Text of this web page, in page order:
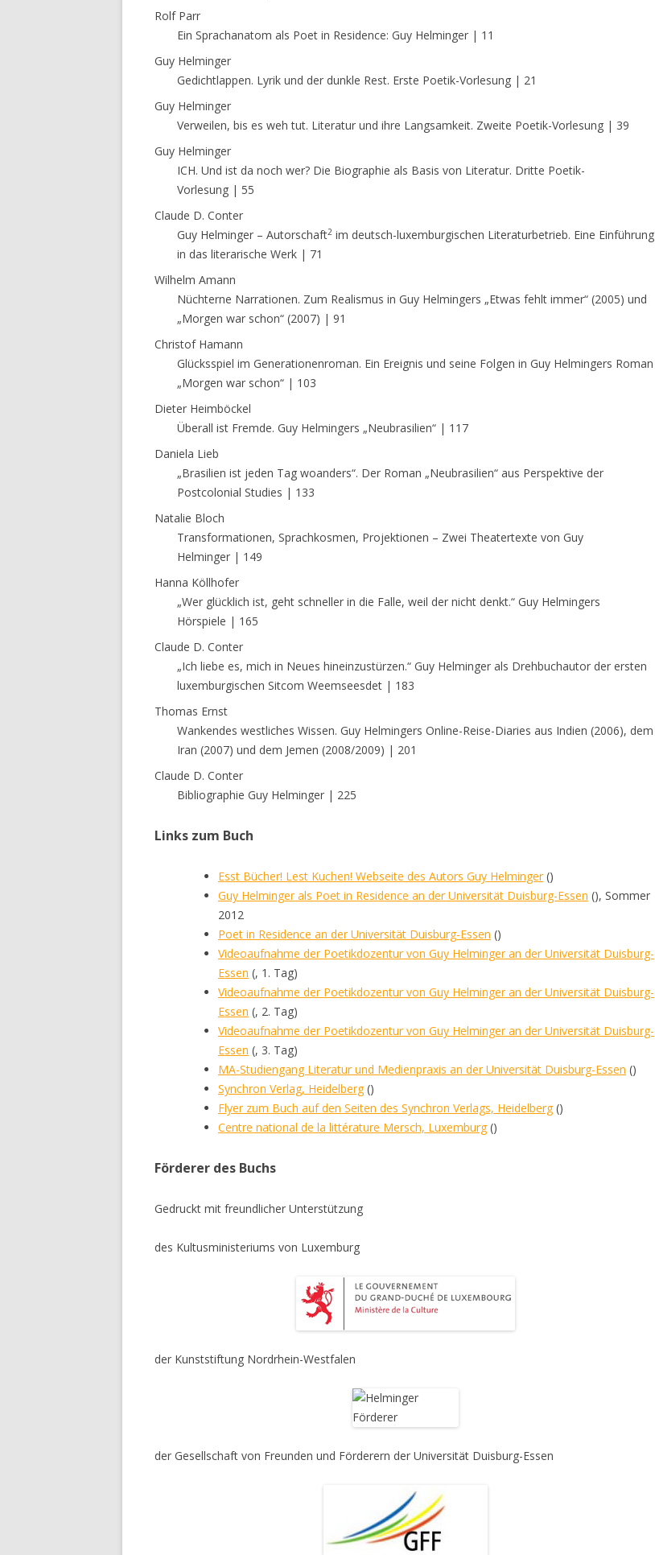
Rolf Parr
Ein Sprachanatom als Poet in Residence: Guy Helminger | 11
Guy Helminger
Gedichtlappen. Lyrik und der dunkle Rest. Erste Poetik-Vorlesung | 21
Guy Helminger
Verweilen, bis es weh tut. Literatur und ihre Langsamkeit. Zweite Poetik-Vorlesung | 39
Guy Helminger
ICH. Und ist da noch wer? Die Biographie als Basis von Literatur. Dritte Poetik-
Vorlesung | 55
Claude D. Conter
Guy Helminger – Autorschaft2 im deutsch-luxemburgischen Literaturbetrieb. Eine Einführung
in das literarische Werk | 71
Wilhelm Amann
Nüchterne Narrationen. Zum Realismus in Guy Helmingers „Etwas fehlt immer“ (2005) und
„Morgen war schon“ (2007) | 91
Christof Hamann
Glücksspiel im Generationenroman. Ein Ereignis und seine Folgen in Guy Helmingers Roman
„Morgen war schon“ | 103
Dieter Heimböckel
Überall ist Fremde. Guy Helmingers „Neubrasilien“ | 117
Daniela Lieb
„Brasilien ist jeden Tag woanders“. Der Roman „Neubrasilien“ aus Perspektive der
Postcolonial Studies | 133
Natalie Bloch
Transformationen, Sprachkosmen, Projektionen – Zwei Theatertexte von Guy
Helminger | 149
Hanna Köllhofer
„Wer glücklich ist, geht schneller in die Falle, weil der nicht denkt.“ Guy Helmingers
Hörspiele | 165
Claude D. Conter
„Ich liebe es, mich in Neues hineinzustürzen.“ Guy Helminger als Drehbuchautor der ersten
luxemburgischen Sitcom Weemseesdet | 183
Thomas Ernst
Wankendes westliches Wissen. Guy Helmingers Online-Reise-Diaries aus Indien (2006), dem
Iran (2007) und dem Jemen (2008/2009) | 201
Claude D. Conter
Bibliographie Guy Helminger | 225
Links zum Buch
Esst Bücher! Lest Kuchen! Webseite des Autors Guy Helminger()
Guy Helminger als Poet in Residence an der Universität Duisburg-Essen (), Sommer
2012
Poet in Residence an der Universität Duisburg-Essen ()
Videoaufnahme der Poetikdozentur von Guy Helminger an der Universität Duisburg-
Essen (, 1. Tag)
Videoaufnahme der Poetikdozentur von Guy Helminger an der Universität Duisburg-
Essen (, 2. Tag)
Videoaufnahme der Poetikdozentur von Guy Helminger an der Universität Duisburg-
Essen (, 3. Tag)
MA-Studiengang Literatur und Medienpraxis an der Universität Duisburg-Essen ()
Synchron Verlag, Heidelberg()
Flyer zum Buch auf den Seiten des Synchron Verlags, Heidelberg()
Centre national de la littérature Mersch, Luxemburg()
Förderer des Buchs
Gedruckt mit freundlicher Unterstützung
des Kultusministeriums von Luxemburg
der Kunststiftung Nordrhein-Westfalen
der Gesellschaft von Freunden und Förderern der Universität Duisburg-Essen